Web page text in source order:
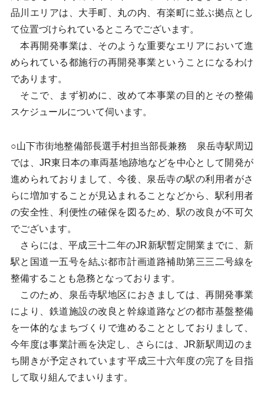
品川エリアは、大手町、丸の内、有楽町に並ぶ拠点とし
て位置づけられているところでございます。
本再開発事業は、そのような重要なエリアにおいて進
められている都施行の再開発事業ということになるわけ
であります。
そこで、まず初めに、改めて本事業の目的とその整備
スケジュールについて伺います。
○山下市街地整備部長選手村担当部長兼務 泉岳寺駅周辺
では、JR東日本の車両基地跡地などを中心として開発が
進められておりまして、今後、泉岳寺の駅の利用者がさ
らに増加することが見込まれることなどから、駅利用者
の安全性、利便性の確保を図るため、駅の改良が不可欠
でございます。
さらには、平成三十二年のJR新駅暫定開業までに、新
駅と国道一五号を結ぶ都市計画道路補助第三三二号線を
整備することも急務となっております。
このため、泉岳寺駅地区におきましては、再開発事業
により、鉄道施設の改良と幹線道路などの都市基盤整備
を一体的なまちづくりで進めることとしておりまして、
今年度は事業計画を決定し、さらには、JR新駅周辺のま
ち開きが予定されています平成三十六年度の完了を目指
して取り組んでまいります。